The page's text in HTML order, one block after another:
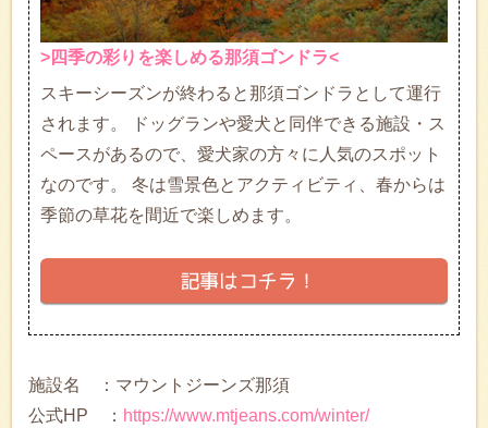
>四季の彩りを楽しめる那須ゴンドラ<
スキーシーズンが終わると那須ゴンドラとして運行
されます。 ドッグランや愛犬と同伴できる施設・ス
ペースがあるので、愛犬家の方々に人気のスポット
なのです。 冬は雪景色とアクティビティ、春からは
季節の草花を間近で楽しめます。
施設名 ：マウントジーンズ那須
公式HP ： https://www.mtjeans.com/winter/